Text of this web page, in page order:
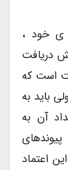
خود ،
دریافت
است که
باید به
آن به
اعتماد